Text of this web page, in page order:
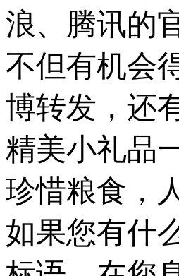
浪、腾讯的
不但有机会
博转发，还
精美小礼
珍惜粮食，
如果您有什